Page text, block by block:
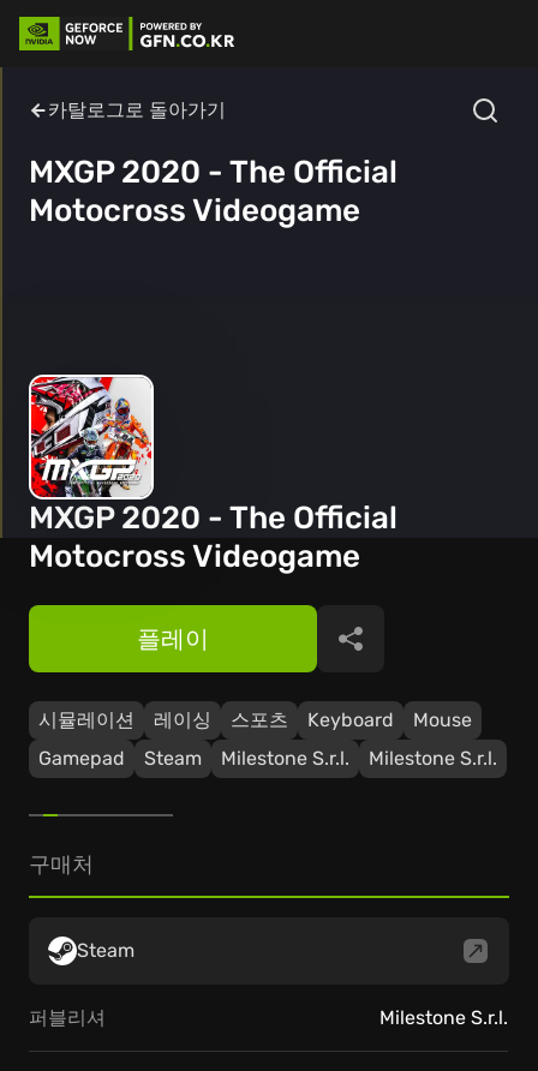
카탈로그로 돌아가기
MXGP 2020 - The Official
Motocross Videogame
MXGP 2020 - The Official
Motocross Videogame
시뮬레이션 레이싱 스포츠 Keyboard
Mouse
Gamepad
Steam Milestone S.r.l. Milestone S.r.l.
플레이 공유
구매처
Steam
퍼블리셔 Milestone S.r.l.